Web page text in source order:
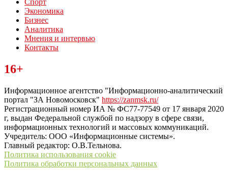
Спорт
Экономика
Бизнес
Аналитика
Мнения и интервью
Контакты
Читайте последние новости дня в Тульской области на сайте
“ЗаНовомосковск”
16+
Информационное агентство "Информационно-аналитический
портал "ЗА Новомосковск" https://zanmsk.ru/
Регистрационный номер ИА № ФС77-77549 от 17 января 2020
г, выдан Федеральной службой по надзору в сфере связи,
информационных технологий и массовых коммуникаций.
Учредитель: ООО «Информационные системы».
Главный редактор: О.В.Тельнова.
Политика использования cookie
Политика обработки персональных данных